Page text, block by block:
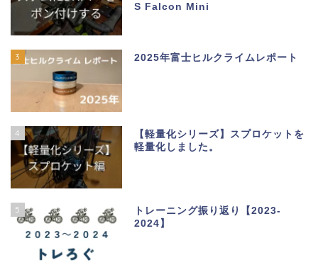
S Falcon Mini
3 2025年富士ヒルクライムレポート
4
【軽量化シリーズ】スプロケットを
軽量化しました。
5
トレーニング振り返り【2023-
2024】